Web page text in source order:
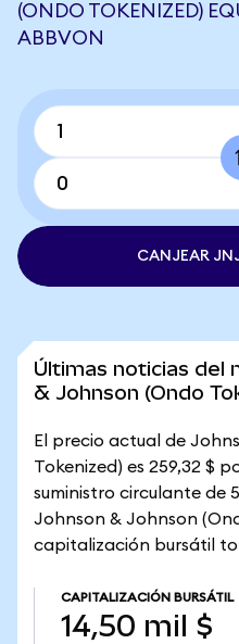
(ONDO TOKENIZED)
ABBVON
CANJEAR
Últimas noticias del
& Johnson (Ondo
El precio actual de
Tokenized) es 259,32 $
suministro circulante de
Johnson & Johnson
capitalización bursátil
CAPITALIZACIÓN BURSÁTIL
14,50 mil $